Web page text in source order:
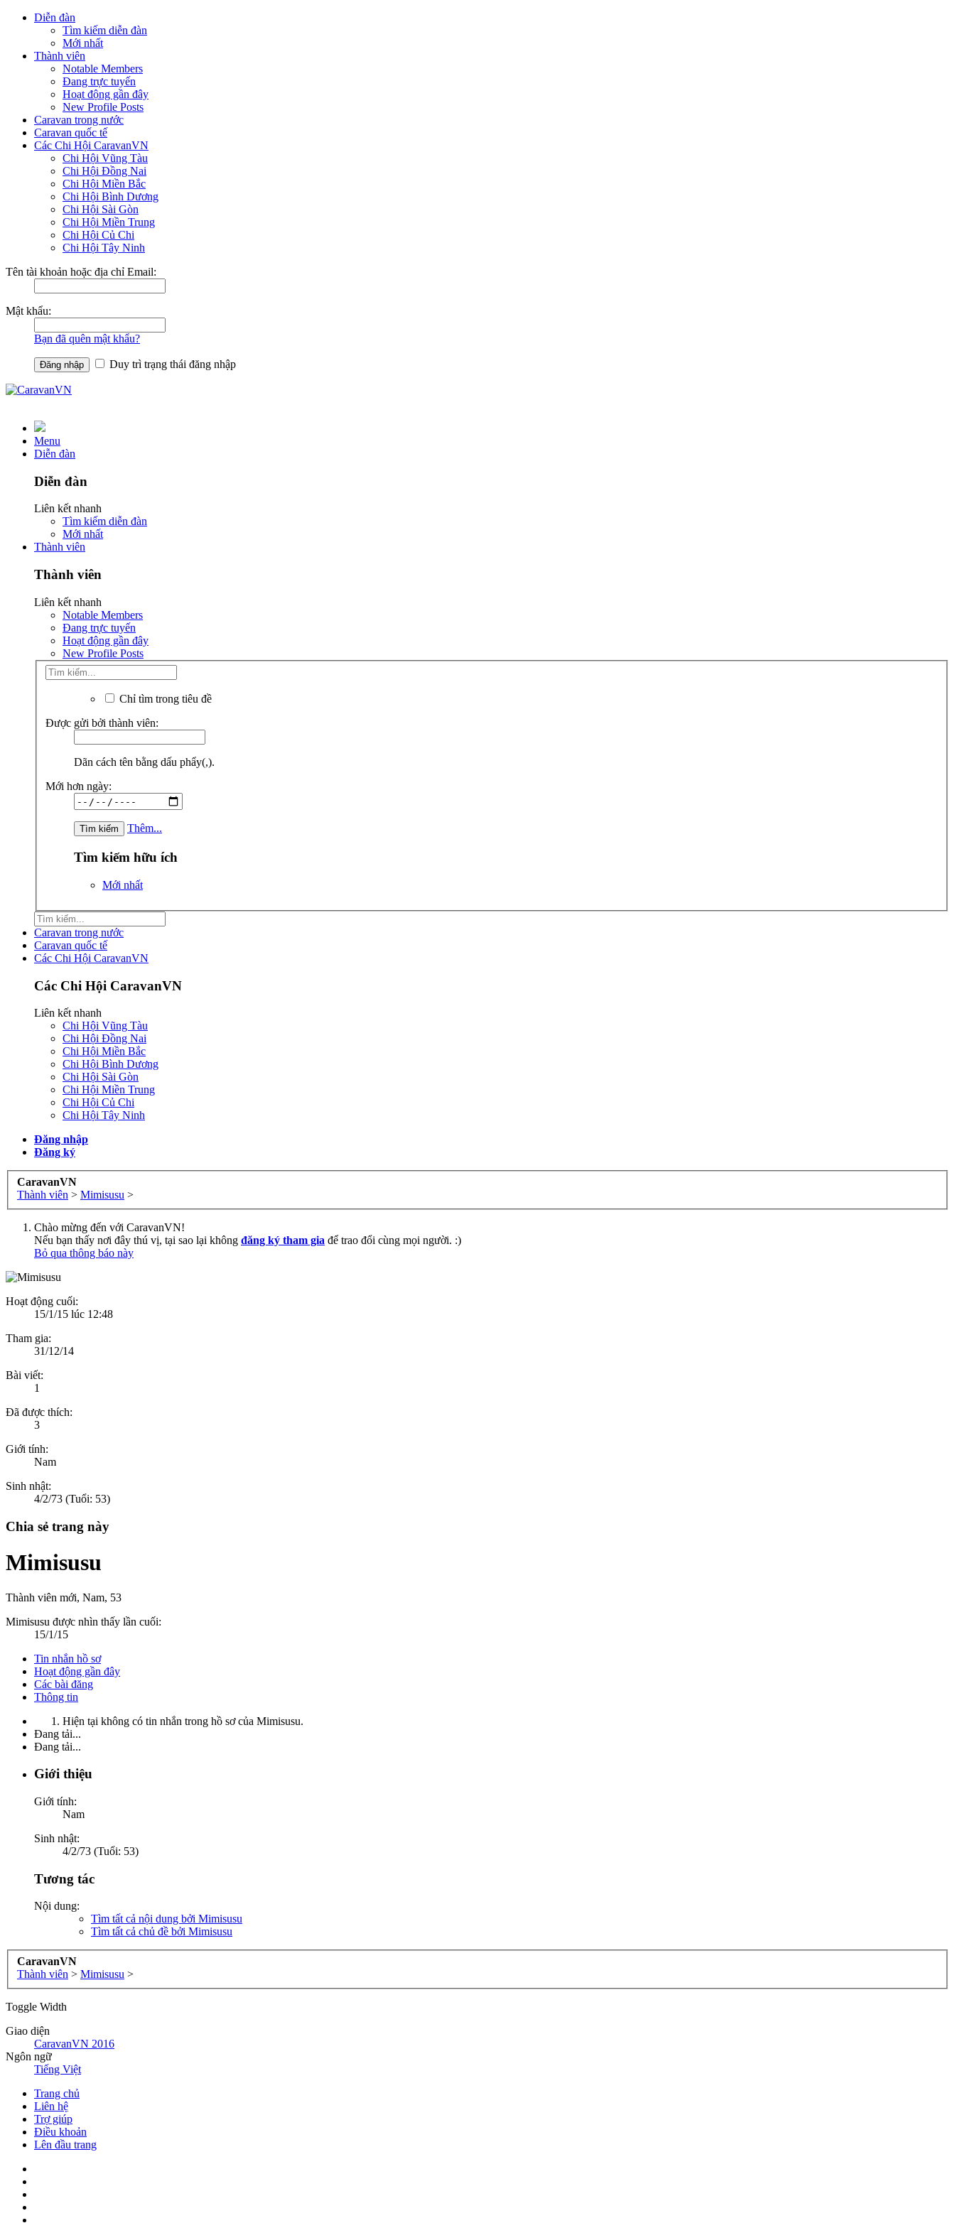
Diễn đàn
Tìm kiếm diễn đàn
Mới nhất
Thành viên
Notable Members
Đang trực tuyến
Hoạt động gần đây
New Profile Posts
Caravan trong nước
Caravan quốc tế
Các Chi Hội CaravanVN
Chi Hội Vũng Tàu
Chi Hội Đồng Nai
Chi Hội Miền Bắc
Chi Hội Bình Dương
Chi Hội Sài Gòn
Chi Hội Miền Trung
Chi Hội Củ Chi
Chi Hội Tây Ninh
Tên tài khoản hoặc địa chỉ Email:
Mật khẩu:
Bạn đã quên mật khẩu?
Duy trì trạng thái đăng nhập
Menu
Diễn đàn
Diễn đàn
Liên kết nhanh
Tìm kiếm diễn đàn
Mới nhất
Thành viên
Thành viên
Liên kết nhanh
Notable Members
Đang trực tuyến
Hoạt động gần đây
New Profile Posts
Chỉ tìm trong tiêu đề
Được gửi bởi thành viên:
Dãn cách tên bằng dấu phẩy(,).
Mới hơn ngày:
Thêm...
Tìm kiếm hữu ích
Mới nhất
Caravan trong nước
Caravan quốc tế
Các Chi Hội CaravanVN
Các Chi Hội CaravanVN
Liên kết nhanh
Chi Hội Vũng Tàu
Chi Hội Đồng Nai
Chi Hội Miền Bắc
Chi Hội Bình Dương
Chi Hội Sài Gòn
Chi Hội Miền Trung
Chi Hội Củ Chi
Chi Hội Tây Ninh
Đăng nhập
Đăng ký
CaravanVN
Thành viên > Mimisusu >
Chào mừng đến với CaravanVN!
Nếu bạn thấy nơi đây thú vị, tại sao lại không đăng ký tham gia để trao đổi cùng mọi người. :)
Bỏ qua thông báo này
Hoạt động cuối:
15/1/15 lúc 12:48
Tham gia:
31/12/14
Bài viết:
1
Đã được thích:
3
Giới tính:
Nam
Sinh nhật:
4/2/73 (Tuổi: 53)
Chia sẻ trang này
Mimisusu
Thành viên mới, Nam, 53
Mimisusu được nhìn thấy lần cuối:
15/1/15
Tin nhắn hồ sơ
Hoạt động gần đây
Các bài đăng
Thông tin
Hiện tại không có tin nhắn trong hồ sơ của Mimisusu.
Đang tải...
Đang tải...
Giới thiệu
Giới tính:
Nam
Sinh nhật:
4/2/73 (Tuổi: 53)
Tương tác
Nội dung:
Tìm tất cả nội dung bởi Mimisusu
Tìm tất cả chủ đề bởi Mimisusu
CaravanVN
Thành viên > Mimisusu >
Toggle Width
Giao diện
CaravanVN 2016
Ngôn ngữ
Tiếng Việt
Trang chủ
Liên hệ
Trợ giúp
Điều khoản
Lên đầu trang